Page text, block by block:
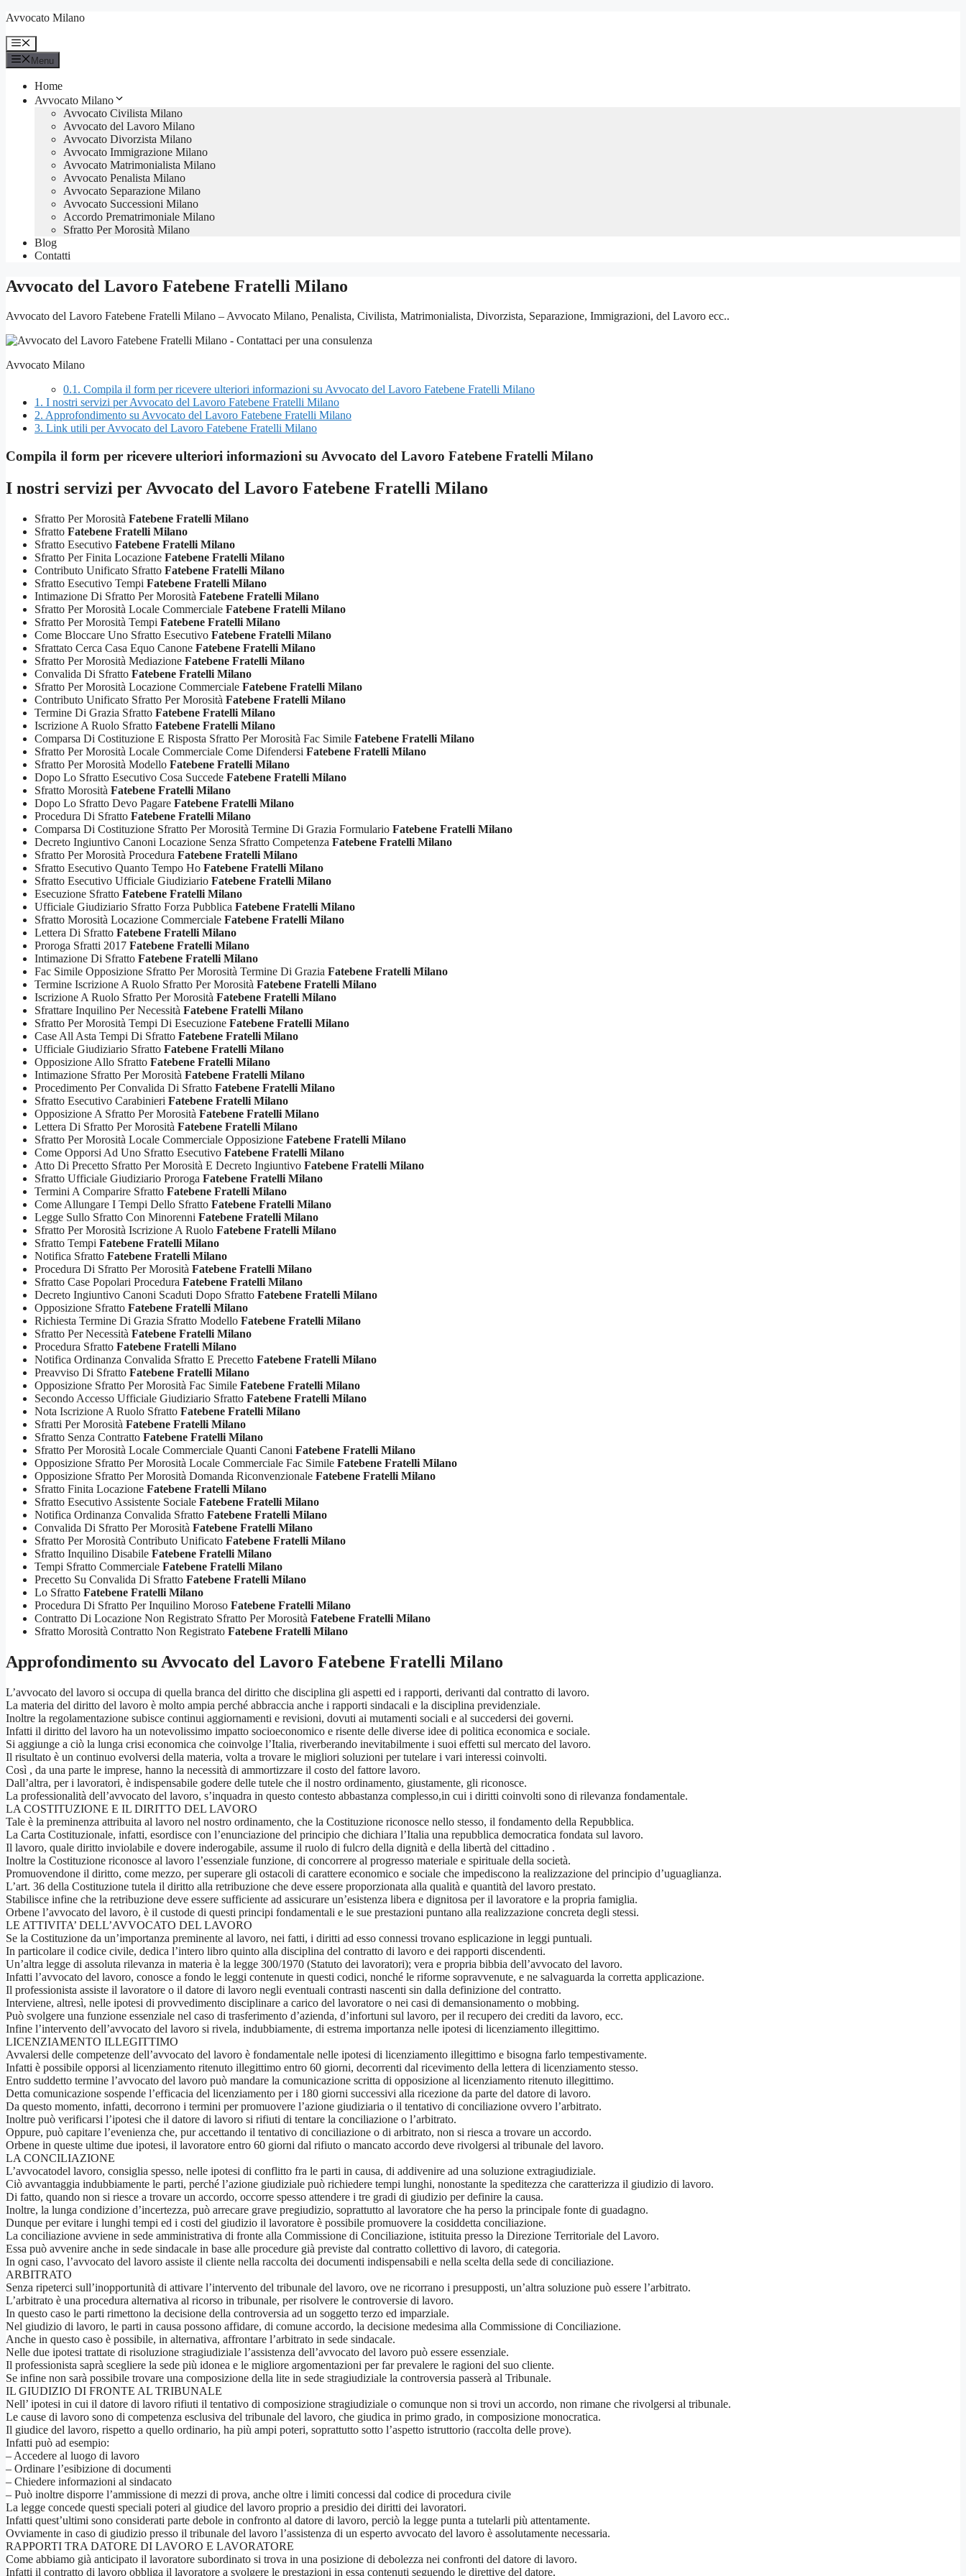
Vai
contenuto
Avvocato Milano
Menu
Menu
Home
Avvocato Milano
Avvocato Civilista Milano
Avvocato del Lavoro Milano
Avvocato Divorzista Milano
Avvocato Immigrazione Milano
Avvocato Matrimonialista Milano
Avvocato Penalista Milano
Avvocato Separazione Milano
Avvocato Successioni Milano
Accordo Prematrimoniale Milano
Sfratto Per Morosità Milano
Blog
Contatti
Avvocato del Lavoro Fatebene Fratelli Milano
Avvocato del Lavoro Fatebene Fratelli Milano – Avvocato Milano, Penalista, Civilista, Matrimonialista, Divorzista, Separazione, Immigrazioni, del Lavoro ecc..
Avvocato Milano
0.1. Compila il form per ricevere ulteriori informazioni su Avvocato del Lavoro Fatebene Fratelli Milano
1. I nostri servizi per Avvocato del Lavoro Fatebene Fratelli Milano
2. Approfondimento su Avvocato del Lavoro Fatebene Fratelli Milano
3. Link utili per Avvocato del Lavoro Fatebene Fratelli Milano
Compila il form per ricevere ulteriori informazioni su Avvocato del Lavoro Fatebene Fratelli Milano
I nostri servizi per Avvocato del Lavoro Fatebene Fratelli Milano
Sfratto Per Morosità Fatebene Fratelli Milano
Sfratto Fatebene Fratelli Milano
Sfratto Esecutivo Fatebene Fratelli Milano
Sfratto Per Finita Locazione Fatebene Fratelli Milano
Contributo Unificato Sfratto Fatebene Fratelli Milano
Sfratto Esecutivo Tempi Fatebene Fratelli Milano
Intimazione Di Sfratto Per Morosità Fatebene Fratelli Milano
Sfratto Per Morosità Locale Commerciale Fatebene Fratelli Milano
Sfratto Per Morosità Tempi Fatebene Fratelli Milano
Come Bloccare Uno Sfratto Esecutivo Fatebene Fratelli Milano
Sfrattato Cerca Casa Equo Canone Fatebene Fratelli Milano
Sfratto Per Morosità Mediazione Fatebene Fratelli Milano
Convalida Di Sfratto Fatebene Fratelli Milano
Sfratto Per Morosità Locazione Commerciale Fatebene Fratelli Milano
Contributo Unificato Sfratto Per Morosità Fatebene Fratelli Milano
Termine Di Grazia Sfratto Fatebene Fratelli Milano
Iscrizione A Ruolo Sfratto Fatebene Fratelli Milano
Comparsa Di Costituzione E Risposta Sfratto Per Morosità Fac Simile Fatebene Fratelli Milano
Sfratto Per Morosità Locale Commerciale Come Difendersi Fatebene Fratelli Milano
Sfratto Per Morosità Modello Fatebene Fratelli Milano
Dopo Lo Sfratto Esecutivo Cosa Succede Fatebene Fratelli Milano
Sfratto Morosità Fatebene Fratelli Milano
Dopo Lo Sfratto Devo Pagare Fatebene Fratelli Milano
Procedura Di Sfratto Fatebene Fratelli Milano
Comparsa Di Costituzione Sfratto Per Morosità Termine Di Grazia Formulario Fatebene Fratelli Milano
Decreto Ingiuntivo Canoni Locazione Senza Sfratto Competenza Fatebene Fratelli Milano
Sfratto Per Morosità Procedura Fatebene Fratelli Milano
Sfratto Esecutivo Quanto Tempo Ho Fatebene Fratelli Milano
Sfratto Esecutivo Ufficiale Giudiziario Fatebene Fratelli Milano
Esecuzione Sfratto Fatebene Fratelli Milano
Ufficiale Giudiziario Sfratto Forza Pubblica Fatebene Fratelli Milano
Sfratto Morosità Locazione Commerciale Fatebene Fratelli Milano
Lettera Di Sfratto Fatebene Fratelli Milano
Proroga Sfratti 2017 Fatebene Fratelli Milano
Intimazione Di Sfratto Fatebene Fratelli Milano
Fac Simile Opposizione Sfratto Per Morosità Termine Di Grazia Fatebene Fratelli Milano
Termine Iscrizione A Ruolo Sfratto Per Morosità Fatebene Fratelli Milano
Iscrizione A Ruolo Sfratto Per Morosità Fatebene Fratelli Milano
Sfrattare Inquilino Per Necessità Fatebene Fratelli Milano
Sfratto Per Morosità Tempi Di Esecuzione Fatebene Fratelli Milano
Case All Asta Tempi Di Sfratto Fatebene Fratelli Milano
Ufficiale Giudiziario Sfratto Fatebene Fratelli Milano
Opposizione Allo Sfratto Fatebene Fratelli Milano
Intimazione Sfratto Per Morosità Fatebene Fratelli Milano
Procedimento Per Convalida Di Sfratto Fatebene Fratelli Milano
Sfratto Esecutivo Carabinieri Fatebene Fratelli Milano
Opposizione A Sfratto Per Morosità Fatebene Fratelli Milano
Lettera Di Sfratto Per Morosità Fatebene Fratelli Milano
Sfratto Per Morosità Locale Commerciale Opposizione Fatebene Fratelli Milano
Come Opporsi Ad Uno Sfratto Esecutivo Fatebene Fratelli Milano
Atto Di Precetto Sfratto Per Morosità E Decreto Ingiuntivo Fatebene Fratelli Milano
Sfratto Ufficiale Giudiziario Proroga Fatebene Fratelli Milano
Termini A Comparire Sfratto Fatebene Fratelli Milano
Come Allungare I Tempi Dello Sfratto Fatebene Fratelli Milano
Legge Sullo Sfratto Con Minorenni Fatebene Fratelli Milano
Sfratto Per Morosità Iscrizione A Ruolo Fatebene Fratelli Milano
Sfratto Tempi Fatebene Fratelli Milano
Notifica Sfratto Fatebene Fratelli Milano
Procedura Di Sfratto Per Morosità Fatebene Fratelli Milano
Sfratto Case Popolari Procedura Fatebene Fratelli Milano
Decreto Ingiuntivo Canoni Scaduti Dopo Sfratto Fatebene Fratelli Milano
Opposizione Sfratto Fatebene Fratelli Milano
Richiesta Termine Di Grazia Sfratto Modello Fatebene Fratelli Milano
Sfratto Per Necessità Fatebene Fratelli Milano
Procedura Sfratto Fatebene Fratelli Milano
Notifica Ordinanza Convalida Sfratto E Precetto Fatebene Fratelli Milano
Preavviso Di Sfratto Fatebene Fratelli Milano
Opposizione Sfratto Per Morosità Fac Simile Fatebene Fratelli Milano
Secondo Accesso Ufficiale Giudiziario Sfratto Fatebene Fratelli Milano
Nota Iscrizione A Ruolo Sfratto Fatebene Fratelli Milano
Sfratti Per Morosità Fatebene Fratelli Milano
Sfratto Senza Contratto Fatebene Fratelli Milano
Sfratto Per Morosità Locale Commerciale Quanti Canoni Fatebene Fratelli Milano
Opposizione Sfratto Per Morosità Locale Commerciale Fac Simile Fatebene Fratelli Milano
Opposizione Sfratto Per Morosità Domanda Riconvenzionale Fatebene Fratelli Milano
Sfratto Finita Locazione Fatebene Fratelli Milano
Sfratto Esecutivo Assistente Sociale Fatebene Fratelli Milano
Notifica Ordinanza Convalida Sfratto Fatebene Fratelli Milano
Convalida Di Sfratto Per Morosità Fatebene Fratelli Milano
Sfratto Per Morosità Contributo Unificato Fatebene Fratelli Milano
Sfratto Inquilino Disabile Fatebene Fratelli Milano
Tempi Sfratto Commerciale Fatebene Fratelli Milano
Precetto Su Convalida Di Sfratto Fatebene Fratelli Milano
Lo Sfratto Fatebene Fratelli Milano
Procedura Di Sfratto Per Inquilino Moroso Fatebene Fratelli Milano
Contratto Di Locazione Non Registrato Sfratto Per Morosità Fatebene Fratelli Milano
Sfratto Morosità Contratto Non Registrato Fatebene Fratelli Milano
Approfondimento su Avvocato del Lavoro Fatebene Fratelli Milano
L’avvocato del lavoro si occupa di quella branca del diritto che disciplina gli aspetti ed i rapporti, derivanti dal contratto di lavoro.
La materia del diritto del lavoro è molto ampia perché abbraccia anche i rapporti sindacali e la disciplina previdenziale.
Inoltre la regolamentazione subisce continui aggiornamenti e revisioni, dovuti ai mutamenti sociali e al succedersi dei governi.
Infatti il diritto del lavoro ha un notevolissimo impatto socioeconomico e risente delle diverse idee di politica economica e sociale.
Si aggiunge a ciò la lunga crisi economica che coinvolge l’Italia, riverberando inevitabilmente i suoi effetti sul mercato del lavoro.
Il risultato è un continuo evolversi della materia, volta a trovare le migliori soluzioni per tutelare i vari interessi coinvolti.
Così , da una parte le imprese, hanno la necessità di ammortizzare il costo del fattore lavoro.
Dall’altra, per i lavoratori, è indispensabile godere delle tutele che il nostro ordinamento, giustamente, gli riconosce.
La professionalità dell’avvocato del lavoro, s’inquadra in questo contesto abbastanza complesso,in cui i diritti coinvolti sono di rilevanza fondamentale.
LA COSTITUZIONE E IL DIRITTO DEL LAVORO
Tale è la preminenza attribuita al lavoro nel nostro ordinamento, che la Costituzione riconosce nello stesso, il fondamento della Repubblica.
La Carta Costituzionale, infatti, esordisce con l’enunciazione del principio che dichiara l’Italia una repubblica democratica fondata sul lavoro.
Il lavoro, quale diritto inviolabile e dovere inderogabile, assume il ruolo di fulcro della dignità e della libertà del cittadino .
Inoltre la Costituzione riconosce al lavoro l’essenziale funzione, di concorrere al progresso materiale e spirituale della società.
Promuovendone il diritto, come mezzo, per superare gli ostacoli di carattere economico e sociale che impediscono la realizzazione del principio d’uguaglianza.
L’art. 36 della Costituzione tutela il diritto alla retribuzione che deve essere proporzionata alla qualità e quantità del lavoro prestato.
Stabilisce infine che la retribuzione deve essere sufficiente ad assicurare un’esistenza libera e dignitosa per il lavoratore e la propria famiglia.
Orbene l’avvocato del lavoro, è il custode di questi principi fondamentali e le sue prestazioni puntano alla realizzazione concreta degli stessi.
LE ATTIVITA’ DELL’AVVOCATO DEL LAVORO
Se la Costituzione da un’importanza preminente al lavoro, nei fatti, i diritti ad esso connessi trovano esplicazione in leggi puntuali.
In particolare il codice civile, dedica l’intero libro quinto alla disciplina del contratto di lavoro e dei rapporti discendenti.
Un’altra legge di assoluta rilevanza in materia è la legge 300/1970 (Statuto dei lavoratori); vera e propria bibbia dell’avvocato del lavoro.
Infatti l’avvocato del lavoro, conosce a fondo le leggi contenute in questi codici, nonché le riforme sopravvenute, e ne salvaguarda la corretta applicazione.
Il professionista assiste il lavoratore o il datore di lavoro negli eventuali contrasti nascenti sin dalla definizione del contratto.
Interviene, altresì, nelle ipotesi di provvedimento disciplinare a carico del lavoratore o nei casi di demansionamento o mobbing.
Può svolgere una funzione essenziale nel caso di trasferimento d’azienda, d’infortuni sul lavoro, per il recupero dei crediti da lavoro, ecc.
Infine l’intervento dell’avvocato del lavoro si rivela, indubbiamente, di estrema importanza nelle ipotesi di licenziamento illegittimo.
LICENZIAMENTO ILLEGITTIMO
Avvalersi delle competenze dell’avvocato del lavoro è fondamentale nelle ipotesi di licenziamento illegittimo e bisogna farlo tempestivamente.
Infatti è possibile opporsi al licenziamento ritenuto illegittimo entro 60 giorni, decorrenti dal ricevimento della lettera di licenziamento stesso.
Entro suddetto termine l’avvocato del lavoro può mandare la comunicazione scritta di opposizione al licenziamento ritenuto illegittimo.
Detta comunicazione sospende l’efficacia del licenziamento per i 180 giorni successivi alla ricezione da parte del datore di lavoro.
Da questo momento, infatti, decorrono i termini per promuovere l’azione giudiziaria o il tentativo di conciliazione ovvero l’arbitrato.
Inoltre può verificarsi l’ipotesi che il datore di lavoro si rifiuti di tentare la conciliazione o l’arbitrato.
Oppure, può capitare l’evenienza che, pur accettando il tentativo di conciliazione o di arbitrato, non si riesca a trovare un accordo.
Orbene in queste ultime due ipotesi, il lavoratore entro 60 giorni dal rifiuto o mancato accordo deve rivolgersi al tribunale del lavoro.
LA CONCILIAZIONE
L’avvocatodel lavoro, consiglia spesso, nelle ipotesi di conflitto fra le parti in causa, di addivenire ad una soluzione extragiudiziale.
Ciò avvantaggia indubbiamente le parti, perché l’azione giudiziale può richiedere tempi lunghi, nonostante la speditezza che caratterizza il giudizio di lavoro.
Di fatto, quando non si riesce a trovare un accordo, occorre spesso attendere i tre gradi di giudizio per definire la causa.
Inoltre, la lunga condizione d’incertezza, può arrecare grave pregiudizio, soprattutto al lavoratore che ha perso la principale fonte di guadagno.
Dunque per evitare i lunghi tempi ed i costi del giudizio il lavoratore è possibile promuovere la cosiddetta conciliazione.
La conciliazione avviene in sede amministrativa di fronte alla Commissione di Conciliazione, istituita presso la Direzione Territoriale del Lavoro.
Essa può avvenire anche in sede sindacale in base alle procedure già previste dal contratto collettivo di lavoro, di categoria.
In ogni caso, l’avvocato del lavoro assiste il cliente nella raccolta dei documenti indispensabili e nella scelta della sede di conciliazione.
ARBITRATO
Senza ripeterci sull’inopportunità di attivare l’intervento del tribunale del lavoro, ove ne ricorrano i presupposti, un’altra soluzione può essere l’arbitrato.
L’arbitrato è una procedura alternativa al ricorso in tribunale, per risolvere le controversie di lavoro.
In questo caso le parti rimettono la decisione della controversia ad un soggetto terzo ed imparziale.
Nel giudizio di lavoro, le parti in causa possono affidare, di comune accordo, la decisione medesima alla Commissione di Conciliazione.
Anche in questo caso è possibile, in alternativa, affrontare l’arbitrato in sede sindacale.
Nelle due ipotesi trattate di risoluzione stragiudiziale l’assistenza dell’avvocato del lavoro può essere essenziale.
Il professionista saprà scegliere la sede più idonea e le migliore argomentazioni per far prevalere le ragioni del suo cliente.
Se infine non sarà possibile trovare una composizione della lite in sede stragiudiziale la controversia passerà al Tribunale.
IL GIUDIZIO DI FRONTE AL TRIBUNALE
Nell’ ipotesi in cui il datore di lavoro rifiuti il tentativo di composizione stragiudiziale o comunque non si trovi un accordo, non rimane che rivolgersi al tribunale.
Le cause di lavoro sono di competenza esclusiva del tribunale del lavoro, che giudica in primo grado, in composizione monocratica.
Il giudice del lavoro, rispetto a quello ordinario, ha più ampi poteri, soprattutto sotto l’aspetto istruttorio (raccolta delle prove).
Infatti può ad esempio:
– Accedere al luogo di lavoro
– Ordinare l’esibizione di documenti
– Chiedere informazioni al sindacato
– Può inoltre disporre l’ammissione di mezzi di prova, anche oltre i limiti concessi dal codice di procedura civile
La legge concede questi speciali poteri al giudice del lavoro proprio a presidio dei diritti dei lavoratori.
Infatti quest’ultimi sono considerati parte debole in confronto al datore di lavoro, perciò la legge punta a tutelarli più attentamente.
Ovviamente in caso di giudizio presso il tribunale del lavoro l’assistenza di un esperto avvocato del lavoro è assolutamente necessaria.
RAPPORTI TRA DATORE DI LAVORO E LAVORATORE
Come abbiamo già anticipato il lavoratore subordinato si trova in una posizione di debolezza nei confronti del datore di lavoro.
Infatti il contratto di lavoro obbliga il lavoratore a svolgere le prestazioni in essa contenuti seguendo le direttive del datore.